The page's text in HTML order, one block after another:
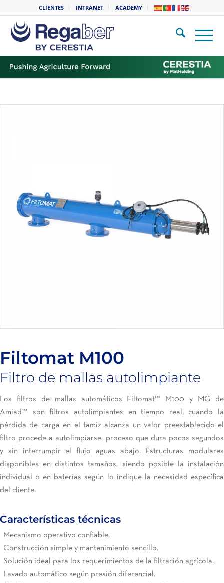
CLIENTES INTRANET ACADEMY
Filtomat M100
Filtro de mallas autolimpiante
Los filtros de mallas automáticos Filtomat™ M100 y MG de
Amiad™ son filtros autolimpiantes en tiempo real; cuando la
pérdida de carga en el tamiz alcanza un valor preestablecido el
filtro procede a autolimpiarse, proceso que dura pocos segundos
y sin interrumpir el flujo aguas abajo. Estructuras modulares
disponibles en distintos tamaños, siendo posible la instalación
individual o en baterías según lo indique la necesidad específica
del cliente.
Características técnicas
Mecanismo operativo confiable.
Construcción simple y mantenimiento sencillo.
Solución ideal para los requerimientos de la filtración agrícola.
Lavado automático según presión diferencial.